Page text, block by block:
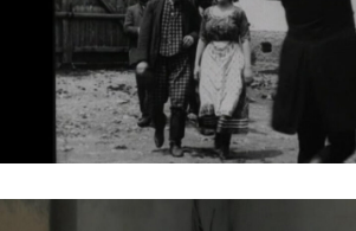
JANOVICS JENŐ, A